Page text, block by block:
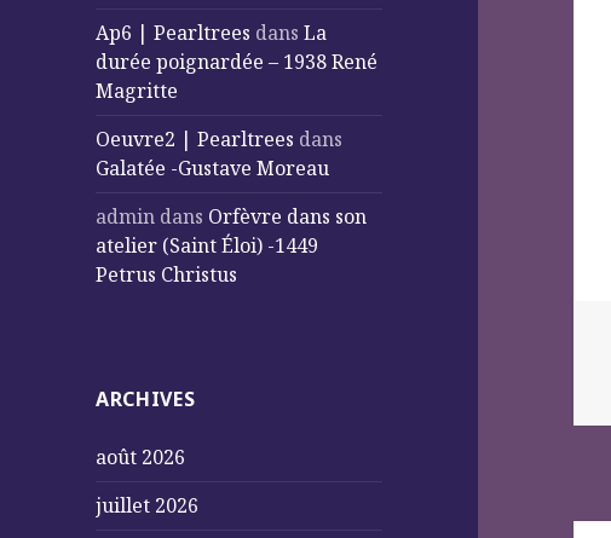
Ap6 | Pearltrees dansLa
durée poignardée – 1938 René
Magritte
Oeuvre2 | Pearltrees dans
Galatée -Gustave Moreau
admin dans Orfèvre dans son
atelier (Saint Éloi) -1449
Petrus Christus
ARCHIVES
août 2026
juillet 2026